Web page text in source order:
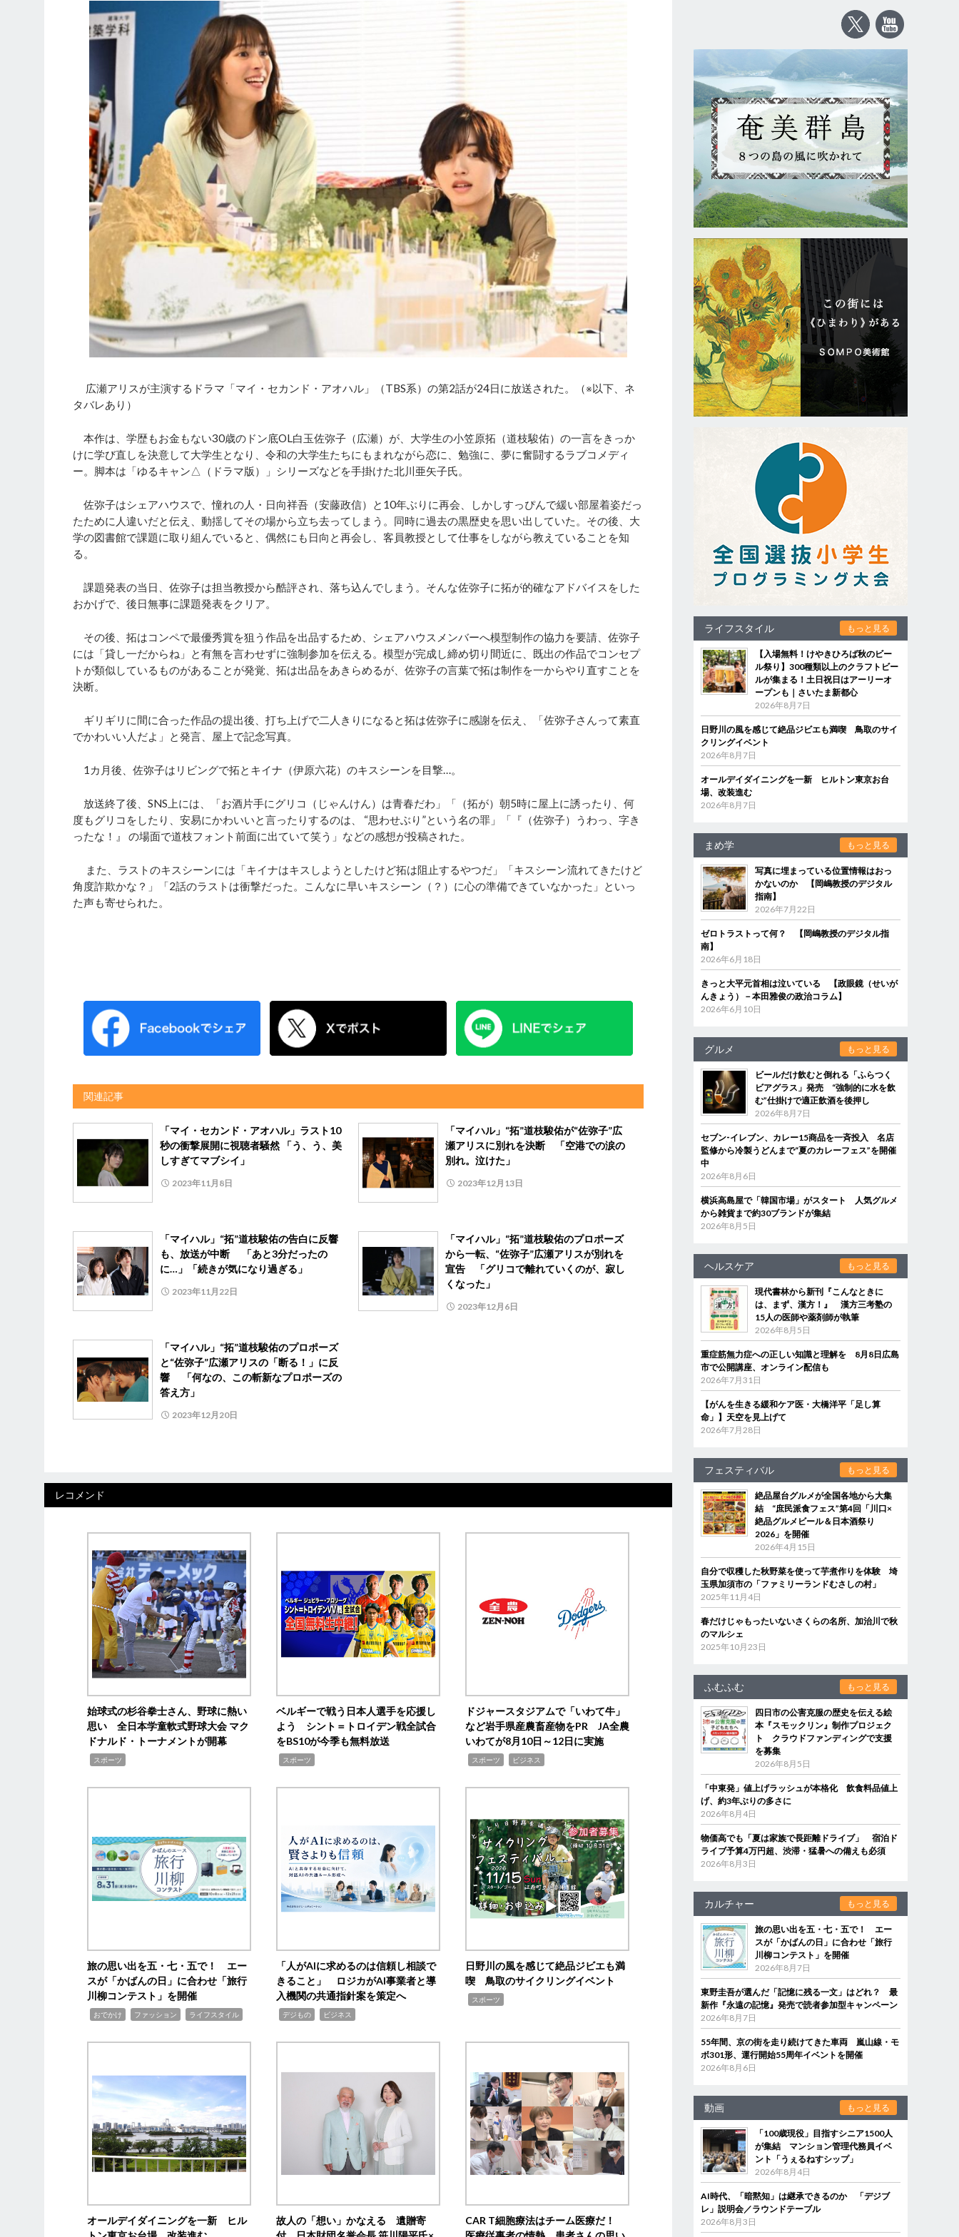
広瀬アリスが主演するドラマ「マイ・セカンド・アオハル」（TBS系）の第2話が24日に放送された。（※以下、ネ
タバレあり）
本作は、学歴もお金もない30歳のドン底OL白玉佐弥子（広瀬）が、大学生の小笠原拓（道枝駿佑）の一言をきっか
けに学び直しを決意して大学生となり、令和の大学生たちにもまれながら恋に、勉強に、夢に奮闘するラブコメディ
ー。脚本は「ゆるキャン△（ドラマ版）」シリーズなどを手掛けた北川亜矢子氏。
佐弥子はシェアハウスで、憧れの人・日向祥吾（安藤政信）と10年ぶりに再会、しかしすっぴんで緩い部屋着姿だっ
たために人違いだと伝え、動揺してその場から立ち去ってしまう。同時に過去の黒歴史を思い出していた。その後、大
学の図書館で課題に取り組んでいると、偶然にも日向と再会し、客員教授として仕事をしながら教えていることを知
る。
課題発表の当日、佐弥子は担当教授から酷評され、落ち込んでしまう。そんな佐弥子に拓が的確なアドバイスをした
おかげで、後日無事に課題発表をクリア。
その後、拓はコンペで最優秀賞を狙う作品を出品するため、シェアハウスメンバーへ模型制作の協力を要請、佐弥子
には「貸し一だからね」と有無を言わせずに強制参加を伝える。模型が完成し締め切り間近に、既出の作品でコンセプ
トが類似しているものがあることが発覚、拓は出品をあきらめるが、佐弥子の言葉で拓は制作を一からやり直すことを
決断。
ギリギリに間に合った作品の提出後、打ち上げで二人きりになると拓は佐弥子に感謝を伝え、「佐弥子さんって素直
でかわいい人だよ」と発言、屋上で記念写真。
1カ月後、佐弥子はリビングで拓とキイナ（伊原六花）のキスシーンを目撃…。
放送終了後、SNS上には、「お酒片手にグリコ（じゃんけん）は青春だわ」「（拓が）朝5時に屋上に誘ったり、何
度もグリコをしたり、安易にかわいいと言ったりするのは、 “思わせぶり”という名の罪」「『（佐弥子）うわっ、字き
ったな！』 の場面で道枝フォント前面に出ていて笑う」などの感想が投稿された。
また、ラストのキスシーンには「キイナはキスしようとしたけど拓は阻止するやつだ」「キスシーン流れてきたけど
角度詐欺かな？」「2話のラストは衝撃だった。こんなに早いキスシーン（？）に心の準備できていなかった」といっ
た声も寄せられた。
関連記事
「マイ・セカンド・アオハル」ラスト10
秒の衝撃展開に視聴者騒然 「う、う、美
しすぎてマブシイ」
2023年11月8日
「マイハル」“拓”道枝駿佑が“佐弥子”広
瀬アリスに別れを決断 「空港での涙の
別れ。泣けた」
2023年12月13日
「マイハル」“拓”道枝駿佑の告白に反響
も、放送が中断 「あと3分だったの
に…」「続きが気になり過ぎる」
2023年11月22日
「マイハル」“拓”道枝駿佑のプロポーズ
から一転、“佐弥子”広瀬アリスが別れを
宣告 「グリコで離れていくのが、寂し
くなった」
2023年12月6日
「マイハル」“拓”道枝駿佑のプロポーズ
と“佐弥子”広瀬アリスの「断る！」に反
響 「何なの、この斬新なプロポーズの
答え方」
2023年12月20日
レコメンド
始球式の杉谷拳士さん、野球に熱い
思い 全日本学童軟式野球大会 マク
ドナルド・トーナメントが開幕
スポーツ
ベルギーで戦う日本人選手を応援し
よう シント＝トロイデン戦全試合
をBS10が今季も無料放送
スポーツ
ドジャースタジアムで「いわて牛」
など岩手県産農畜産物をPR JA全農
いわてが8月10日～12日に実施
スポーツ ビジネス
旅の思い出を五・七・五で！ エー
スが「かばんの日」に合わせ「旅行
川柳コンテスト」を開催
おでかけ ファッション ライフスタイル
「人がAIに求めるのは信頼し相談で
きること」 ロジカがAI事業者と導
入機関の共通指針案を策定へ
デジもの ビジネス
日野川の風を感じて絶品ジビエも満
喫 鳥取のサイクリングイベント
スポーツ
オールデイダイニングを一新 ヒル
故人の「想い」かなえる 遺贈寄
CAR T細胞療法はチーム医療だ！
ライフスタイル もっと見る
【入場無料！けやきひろば秋のビー
ル祭り】300種類以上のクラフトビー
ルが集まる！土日祝日はアーリーオ
ープンも｜さいたま新都心
2026年8月7日
日野川の風を感じて絶品ジビエも満喫 鳥取のサイ
クリングイベント
2026年8月7日
オールデイダイニングを一新 ヒルトン東京お台
場、改装進む
2026年8月7日
まめ学 もっと見る
写真に埋まっている位置情報はおっ
かないのか 【岡嶋教授のデジタル
指南】
2026年7月22日
ゼロトラストって何？ 【岡嶋教授のデジタル指
南】
2026年6月18日
きっと大平元首相は泣いている 【政眼鏡（せいが
んきょう）－本田雅俊の政治コラム】
2026年6月10日
グルメ もっと見る
ビールだけ飲むと倒れる「ふらつく
ビアグラス」発売 “強制的に水を飲
む”仕掛けで適正飲酒を後押し
2026年8月7日
セブン‐イレブン、カレー15商品を一斉投入 名店
監修から冷製うどんまで“夏のカレーフェス”を開催
中
2026年8月6日
横浜高島屋で「韓国市場」がスタート 人気グルメ
から雑貨まで約30ブランドが集結
2026年8月5日
ヘルスケア もっと見る
現代書林から新刊『こんなときに
は、まず、漢方！』 漢方三考塾の
15人の医師や薬剤師が執筆
2026年8月5日
重症筋無力症への正しい知識と理解を 8月8日広島
市で公開講座、オンライン配信も
2026年7月31日
【がんを生きる緩和ケア医・大橋洋平「足し算
命」】天空を見上げて
2026年7月28日
フェスティバル もっと見る
絶品屋台グルメが全国各地から大集
結 “庶民派食フェス”第4回「川口×
絶品グルメビール＆日本酒祭り
2026」を開催
2026年4月15日
自分で収穫した秋野菜を使って芋煮作りを体験 埼
玉県加須市の「ファミリーランドむさしの村」
2025年11月4日
春だけじゃもったいないさくらの名所、加治川で秋
のマルシェ
2025年10月23日
ふむふむ もっと見る
四日市の公害克服の歴史を伝える絵
本『スモックリン』制作プロジェク
ト クラウドファンディングで支援
を募集
2026年8月5日
「中東発」値上げラッシュが本格化 飲食料品値上
げ、約3年ぶりの多さに
2026年8月4日
物価高でも「夏は家族で長距離ドライブ」 宿泊ド
ライブ予算4万円超、渋滞・猛暑への備えも必須
2026年8月3日
カルチャー もっと見る
旅の思い出を五・七・五で！ エー
スが「かばんの日」に合わせ「旅行
川柳コンテスト」を開催
2026年8月7日
東野圭吾が選んだ「記憶に残る一文」はどれ？ 最
新作『永遠の記憶』発売で読者参加型キャンペーン
2026年8月7日
55年間、京の街を走り続けてきた車両 嵐山線・モ
ボ301形、運行開始55周年イベントを開催
2026年8月6日
動画 もっと見る
「100歳現役」目指すシニア1500人
が集結 マンション管理代務員イベ
ント「うぇるねすシップ」
2026年8月4日
AI時代、「暗黙知」は継承できるのか 「デジブ
レ」説明会／ラウンドテーブル
2026年8月3日